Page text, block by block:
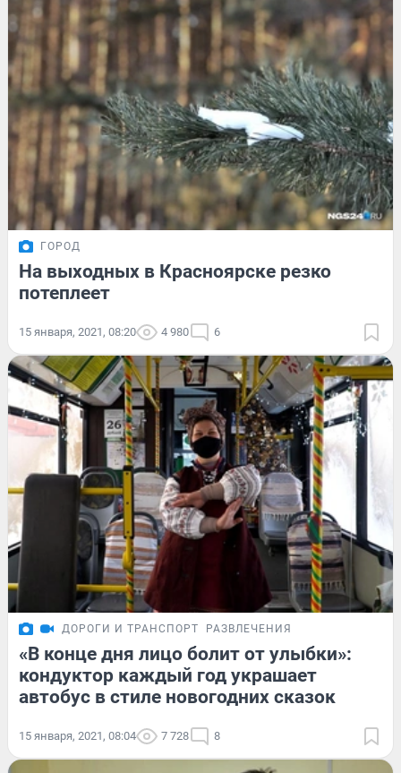
ГОРОД
На выходных в Красноярске резко
потеплеет
15 января, 2021, 08:20 4 980 6
ДОРОГИ И ТРАНСПОРТ РАЗВЛЕЧЕНИЯ
«В конце дня лицо болит от улыбки»:
кондуктор каждый год украшает
автобус в стиле новогодних сказок
15 января, 2021, 08:04 7 728 8